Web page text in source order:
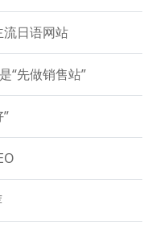
日语网站
“先做销售站”